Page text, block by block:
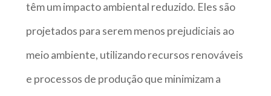
têm um impacto ambiental reduzido. Eles são
projetados para serem menos prejudiciais ao
meio ambiente, utilizando recursos renováveis
e processos de produção que minimizam a